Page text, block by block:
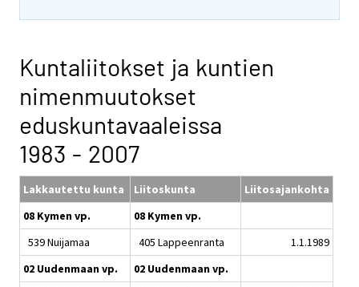
Kuntaliitokset ja kuntien
nimenmuutokset
eduskuntavaaleissa
1983 - 2007
Lakkautettu kunta Liitoskunta
Liitosajankohta
08 Kymen vp.
08 Kymen vp.
539 Nuijamaa
405 Lappeenranta
1.1.1989
02 Uudenmaan vp.
02 Uudenmaan vp.